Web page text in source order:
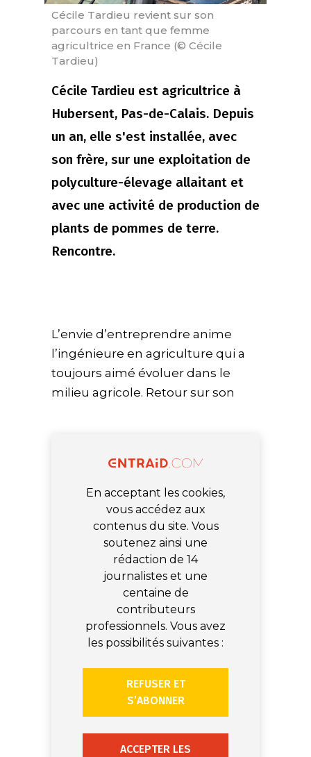
Cécile Tardieu revient sur son
parcours en tant que femme
agricultrice en France (© Cécile
Tardieu)
Cécile Tardieu est agricultrice à
Hubersent, Pas-de-Calais. Depuis
un an, elle s'est installée, avec
son frère, sur une exploitation de
polyculture-élevage allaitant et
avec une activité de production de
plants de pommes de terre.
Rencontre.
L’envie d’entreprendre anime
l’ingénieure en agriculture qui a
toujours aimé évoluer dans le
milieu agricole. Retour sur son
En acceptant les cookies,
vous accédez aux
contenus du site. Vous
soutenez ainsi une
rédaction de 14
journalistes et une
centaine de
contributeurs
professionnels. Vous avez
les possibilités suivantes :
REFUSER ET
S’ABONNER
ACCEPTER LES